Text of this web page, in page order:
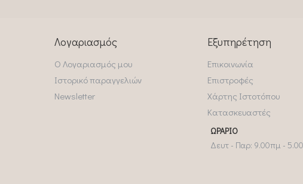
Λογαριασμός
Ο Λογαριασμός μου
Ιστορικό παραγγελιών
Newsletter
Εξυπηρέτηση
Επικοινωνία
Επιστροφές
Χάρτης Ιστοτόπου
Κατασκευαστές
ΩΡΆΡΙΟ
Δευτ - Παρ: 9.00πμ -